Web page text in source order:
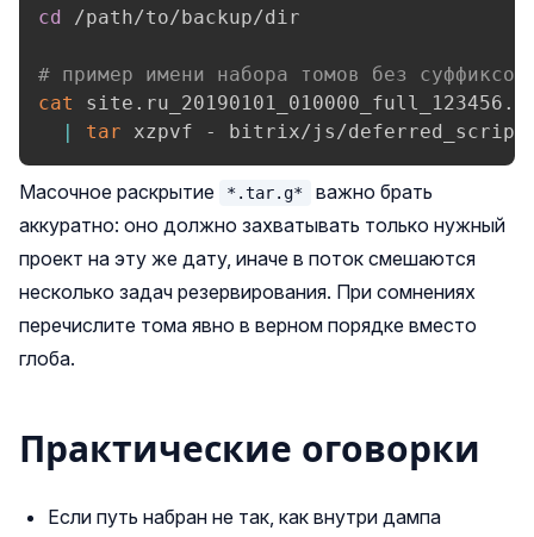
cd /path/to/backup/dir
# пример имени набора томов без
cat
|
tar xzpvf - bitrix/js/
Масочное раскрытие *.tar.g*
важно брать
аккуратно: оно должно захватывать только нужный
проект на эту же дату, иначе в поток смешаются
несколько задач резервирования. При сомнениях
перечислите тома явно в верном порядке вместо
глоба.
Практические оговорки
Если путь набран не так, как внутри дампа